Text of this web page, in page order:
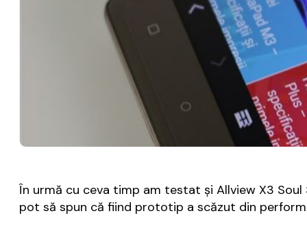
În urmă cu ceva timp am testat și Allview X3
pot să spun că fiind prototip a scăzut din